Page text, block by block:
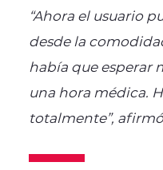
“Ahora el usuario
desde la
había que esperar
una hora médica.
totalmente”,